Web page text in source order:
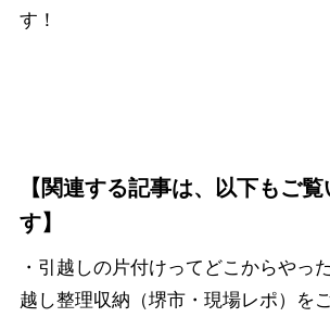
す！
【関連する記事は、以下もご
す】
・引越しの片付けってどこからやっ
越し整理収納（堺市・現場レポ）を